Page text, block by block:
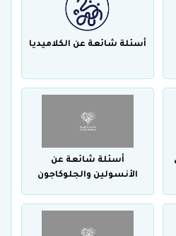
أسئلة شائعة عن الكلاميديا
أسئلة شائعة عن
الأنسولين والجلوكاجون